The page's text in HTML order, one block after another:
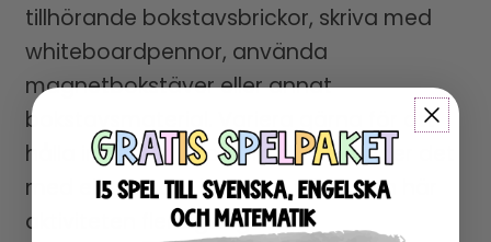
tillhörande bokstavsbrickor, skriva med
whiteboardpennor, använda
magnetbokstäver eller annat
bokstavsmaterial. Variera gärna för att
hålla intresset uppe om du använder det
med elever som behöver träna den här
aktiviteten flera gånger.